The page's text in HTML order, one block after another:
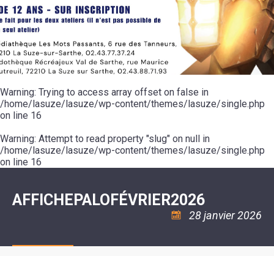
SIÈCLE
DU
CONSEIL
MUNICIPAL
ARRÊTÉS
ET
DÉCISIONS
DU
MAIRE
MOT
DE
LA
MINORITÉ
LES
ÉCOLES
/
COLLÈGE
ESPACE
JEUNES
11
18
:
ASSOCIATION
COULÉE
DOUCE
ENVIRONNEMENT
L'EAU
ET
L'ASSAINISSEMENT
LA
RÉSIDENCE
AUTONOMIE
LE
CCAS
LA
POLICE
SÉCURITÉ
/
RISQUES
MAJEURS
DE
MUSIQUE
L'ÉCOLE
COMMUNAUTAIRE
DE
DANSE
LA
PISCINE
ASSOCIATIONS
VOIE
VERTE
VISITES
ET
DÉCOUVERTES
LES
RANDONNÉES
POUR
CAMPING-
CARS
TENTES
CARAVANES
LA
HALTE
FLUVIALE
SUZE
Warning: Trying to access array offset on false in
/home/lasuze/lasuze/wp-content/themes/lasuze/single.php
on line 16
Warning: Attempt to read property "slug" on null in
/home/lasuze/lasuze/wp-content/themes/lasuze/single.php
on line 16
AFFICHEPALOFÉVRIER2026
28 janvier 2026